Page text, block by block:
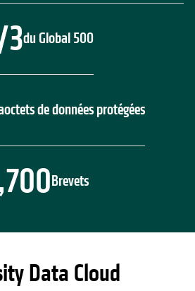
du Global 500
de données protégées
Brevets
Data Cloud